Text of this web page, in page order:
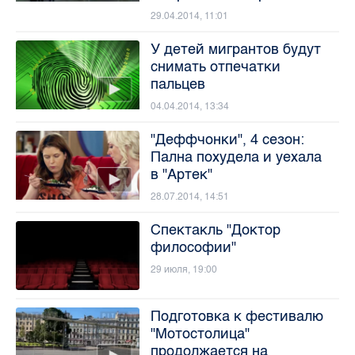
29.04.2014, 11:01
У детей мигрантов будут
снимать отпечатки
пальцев
04.04.2014, 13:34
"Деффчонки", 4 сезон:
Пална похудела и уехала
в "Артек"
28.07.2014, 14:51
Спектакль "Доктор
философии"
29 июля, 19:00
Подготовка к фестивалю
"Мотостолица"
продолжается на